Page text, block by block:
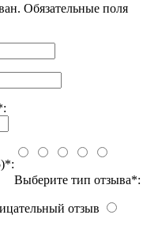
Обязательные поля
Выберите тип отзыва*:
отзыв